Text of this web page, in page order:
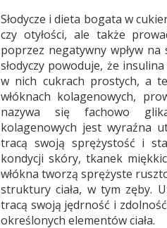
Słodycze i dieta bogata w
czy otyłości, ale także
poprzez negatywny wpływ na
słodyczy powoduje, że
w nich cukrach prostych, a
włóknach kolagenowych,
nazywa się fachowo
kolagenowych jest wyraźna
tracą swoją sprężystość i
kondycji skóry, tkanek
włókna tworzą sprężyste
struktury ciała, w tym zęby.
tracą swoją jędrność i
określonych elementów ciała.